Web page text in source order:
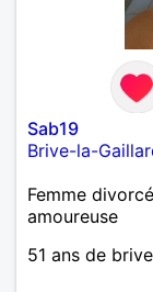
Sab19
Brive-la-
Femme
amoureuse
51 ans de brive